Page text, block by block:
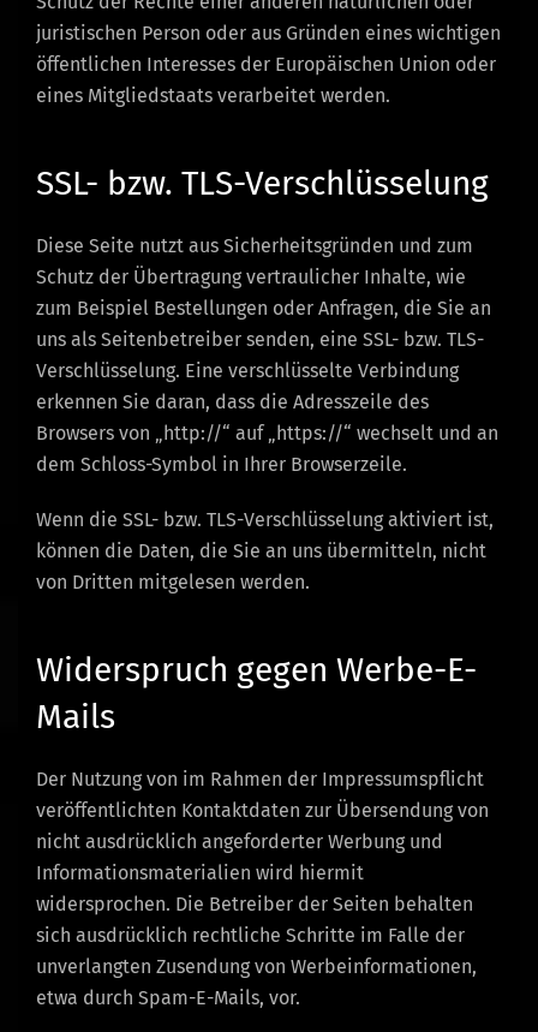
juristischen Person oder aus Gründen eines wichtigen
öffentlichen Interesses der Europäischen Union oder
eines Mitgliedstaats verarbeitet werden.
SSL- bzw. TLS-Verschlüsselung
Diese Seite nutzt aus Sicherheitsgründen und zum
Schutz der Übertragung vertraulicher Inhalte, wie
zum Beispiel Bestellungen oder Anfragen, die Sie an
uns als Seitenbetreiber senden, eine SSL- bzw. TLS-
Verschlüsselung. Eine verschlüsselte Verbindung
erkennen Sie daran, dass die Adresszeile des
Browsers von „http://“ auf „https://“ wechselt und an
dem Schloss-Symbol in Ihrer Browserzeile.
Wenn die SSL- bzw. TLS-Verschlüsselung aktiviert ist,
können die Daten, die Sie an uns übermitteln, nicht
von Dritten mitgelesen werden.
Widerspruch gegen Werbe-E-
Mails
Der Nutzung von im Rahmen der Impressumspflicht
veröffentlichten Kontaktdaten zur Übersendung von
nicht ausdrücklich angeforderter Werbung und
Informationsmaterialien wird hiermit
widersprochen. Die Betreiber der Seiten behalten
sich ausdrücklich rechtliche Schritte im Falle der
unverlangten Zusendung von Werbeinformationen,
etwa durch Spam-E-Mails, vor.